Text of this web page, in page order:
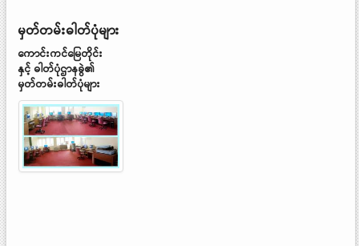
မှတ်တမ်းဓါတ်ပုံများ
ကောင်းကင်မြေတိုင်း
နှင့် ဓါတ်ပုံဌာနခွဲ၏
မှတ်တမ်းဓါတ်ပုံများ